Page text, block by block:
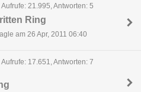
Aufrufe: 21.995, Antworten: 5
Ring
am 26 Apr, 2011 06:40
Aufrufe: 17.651, Antworten: 7